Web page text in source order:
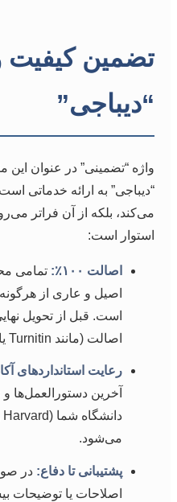
تضمین کیفیت
“دیباجی”
واژه “تضمینی” در عنوان این
“دیباجی” به ارائه خدماتی
می‌کند، بلکه از آن فراتر
استوار است:
اصالت ۱۰۰٪:
تمامی
است. قبل از تحویل
اصالت (مانند Turnitin یا مشابه) ارائه می‌شود.
رعایت استانداردهای
آخرین دستورالعمل‌ها
می‌شود.
پشتیبانی تا دفاع: در
اصلاحات یا توضیحات